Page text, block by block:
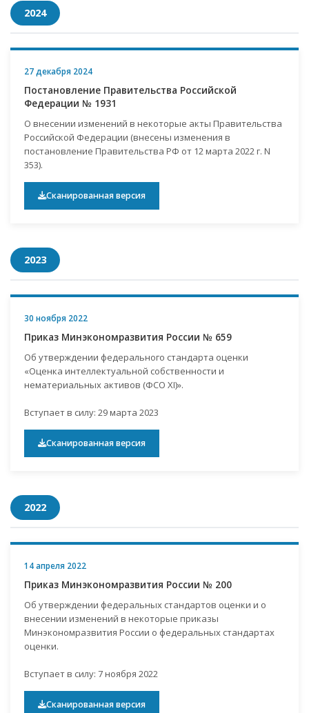
2024
27 декабря 2024
Постановление Правительства Российской
Федерации № 1931
О внесении изменений в некоторые акты Правительства
Российской Федерации (внесены изменения в
постановление Правительства РФ от 12 марта 2022 г. N
353).
Сканированная версия
2023
30 ноября 2022
Приказ Минэкономразвития России № 659
Об утверждении федерального стандарта оценки
«Оценка интеллектуальной собственности и
нематериальных активов (ФСО XI)».
Вступает в силу: 29 марта 2023
Сканированная версия
2022
14 апреля 2022
Приказ Минэкономразвития России № 200
Об утверждении федеральных стандартов оценки и о
внесении изменений в некоторые приказы
Минэкономразвития России о федеральных стандартах
оценки.
Вступает в силу: 7 ноября 2022
Сканированная версия